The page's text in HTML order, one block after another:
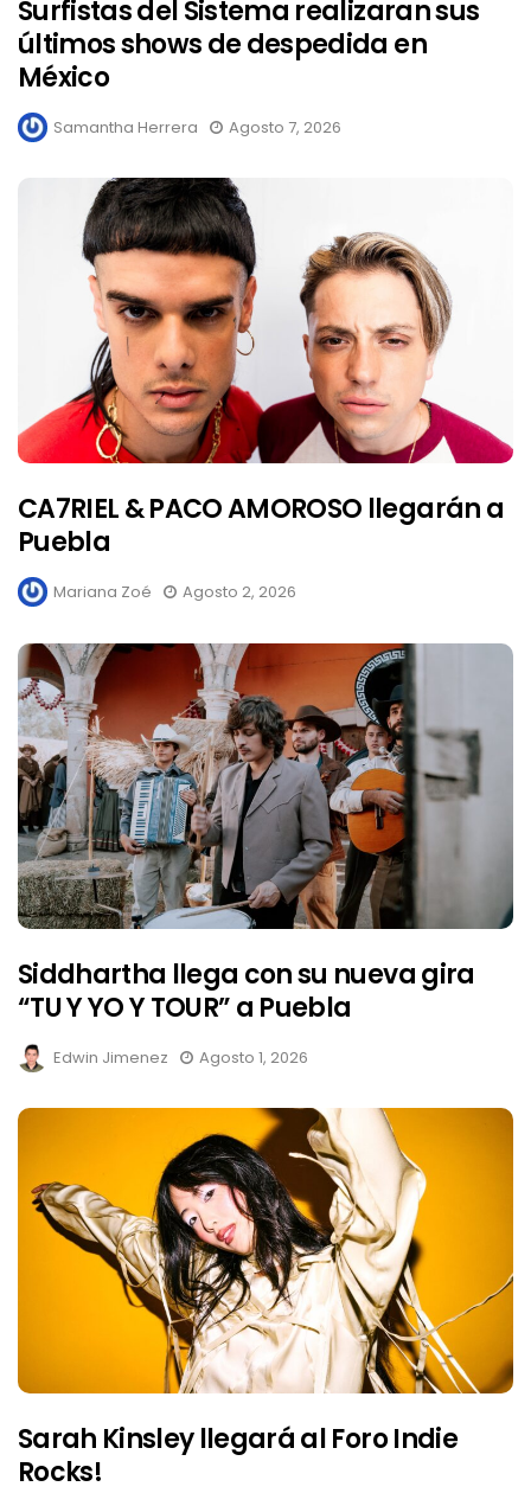
Surfistas del Sistema realizaran sus
últimos shows de despedida en
México
Samantha Herrera Agosto 7, 2026
CA7RIEL & PACO AMOROSO llegarán a
Puebla
Mariana Zoé Agosto 2, 2026
Siddhartha llega con su nueva gira
“TU Y YO Y TOUR” a Puebla
Edwin Jimenez Agosto 1, 2026
Sarah Kinsley llegará al Foro Indie
Rocks!